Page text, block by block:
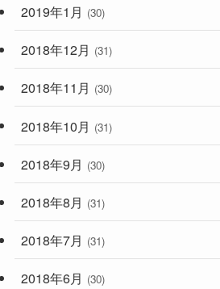
2019年1月 (30)
2018年12月 (31)
2018年11月 (30)
2018年10月 (31)
2018年9月 (30)
2018年8月 (31)
2018年7月 (31)
2018年6月 (30)